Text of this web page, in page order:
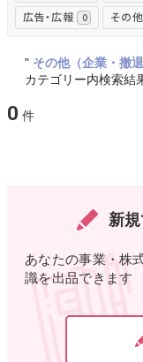
広告・広報 0 その
" その他（企業・撤退
カテゴリー内検索結
0
新
あなたの事業・株
識を出品できます